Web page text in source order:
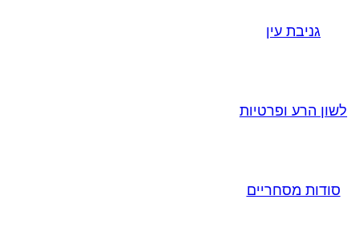
גניבת עין
לשון הרע ופרטיות
סודות מסחריים